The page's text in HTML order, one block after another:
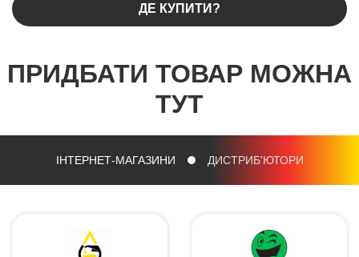
ДЕ КУПИТИ?
ПРИДБАТИ ТОВАР МОЖНА
ТУТ
ІНТЕРНЕТ-МАГАЗИНИ ДИСТРИБ'ЮТОРИ